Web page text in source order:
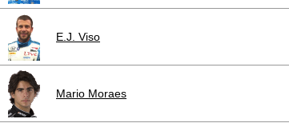
E.J. Viso
Mario Moraes